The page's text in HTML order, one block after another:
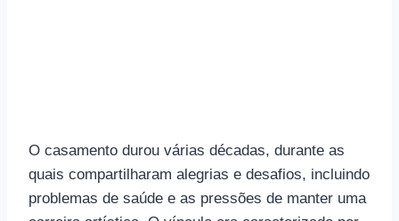
O casamento durou várias décadas, durante as
quais compartilharam alegrias e desafios, incluindo
problemas de saúde e as pressões de manter uma